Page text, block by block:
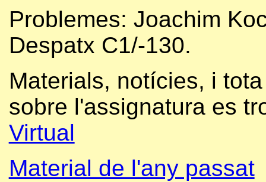
Problemes: Joachim
Despatx C1/-130.
Materials, notícies, i
sobre l'assignatura es
Virtual
Material de l'any passat